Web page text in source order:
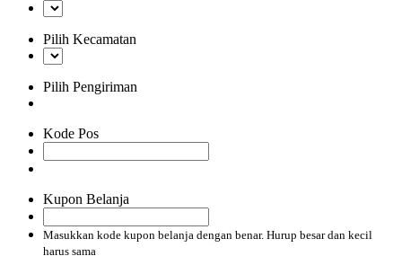
Pilih Kecamatan
Pilih Pengiriman
Kode Pos
Kupon Belanja
Masukkan kode kupon belanja dengan benar. Hurup besar dan kecil
harus sama